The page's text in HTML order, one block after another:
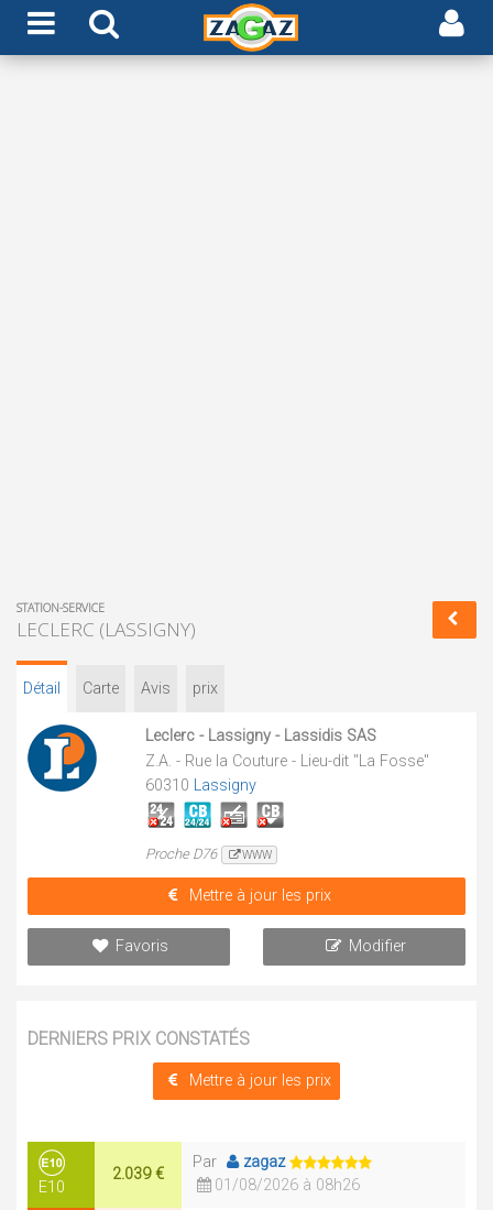
STATION-SERVICE
LECLERC (LASSIGNY)
Détail Carte Avis prix
Leclerc - Lassigny - Lassidis SAS
Z.A. - Rue la Couture - Lieu-dit "La Fosse"
60310 Lassigny
Proche D76 WWW
Mettre à jour les prix
Favoris Modifier
DERNIERS PRIX CONSTATÉS
Mettre à jour les prix
E10
2.039 €
Par
zagaz
01/08/2026 à 08h26